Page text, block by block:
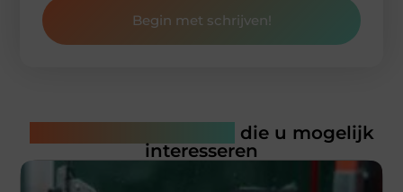
Begin met schrijven!
die u mogelijk
interesseren